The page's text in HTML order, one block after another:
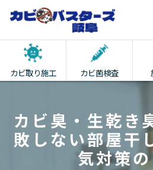
カビ取り施工 カビ菌検査
カビ臭・生乾き
敗しない部屋干
気対策